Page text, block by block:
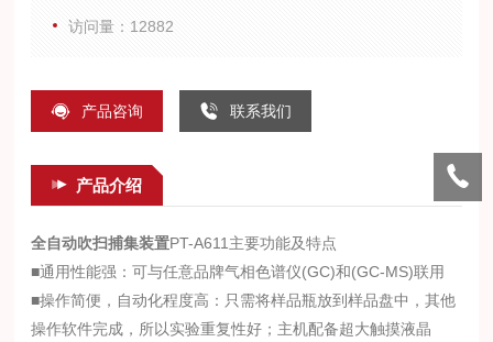
访问量：12882
产品咨询 联系我们
产品介绍
全自动吹扫捕集装置PT-A611主要功能及特点
■通用性能强：可与任意品牌气相色谱仪(GC)和(GC-MS)联用
■操作简便，自动化程度高：只需将样品瓶放到样品盘中，其他
操作软件完成，所以实验重复性好；主机配备超大触摸液晶